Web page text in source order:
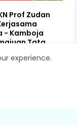
Prof Zudan
- Kamboja
Tata
experience.